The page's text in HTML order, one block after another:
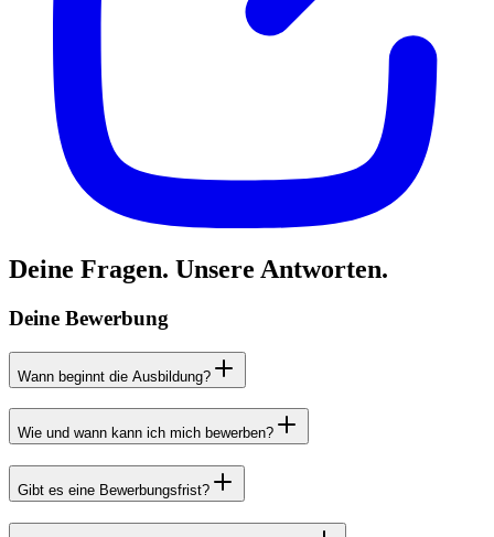
Deine Fragen. Unsere Antworten.
Deine Bewerbung
Wann beginnt die Ausbildung?
Wie und wann kann ich mich bewerben?
Gibt es eine Bewerbungsfrist?